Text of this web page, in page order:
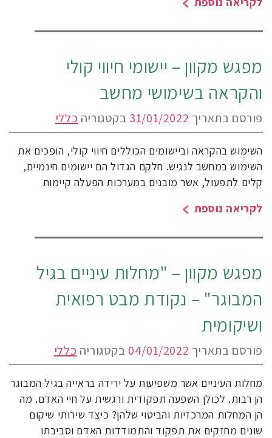
מפגש מקוון – יישומי חיווי קולי
והקראה בשימושי מחשב
פורסם בתאריך 31/01/2022 בקטגוריה כללי
השימוש בהקראה וביישומים הכוללים חיווי קולי, הופכים את
השימוש במחשב לנגיש. חלקם הגדול הם יישומים חינמיים,
קלים לתפעול, אשר מובנים במערכות הפעלה קיימות
לקריאה נוספת
מפגש מקוון – "מחלות עיניים בגיל
המבוגר" – נקודת מבט רפואית
ושיקומית
פורסם בתאריך 04/01/2022 בקטגוריה כללי
מחלות העיניים אשר משפיעות על ירידה בראייה בגיל המבוגר
הן רבות. לכולן השפעה תפקודית ורגשית על חיי האדם. מה
הן המחלות המרכזיות והביטוי שלהן? כיצד שירותי שיקום
שונים מחזקים את תפקוד והתמודדות האדם וסביבתו